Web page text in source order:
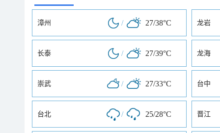
漳州 / 27/38°C 龙岩
长泰 / 27/39°C 龙海
崇武 / 27/33°C 台中
台北 / 25/28°C 晋江